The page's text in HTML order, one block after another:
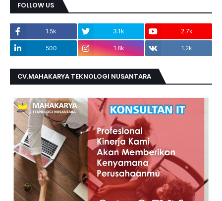
FOLLOW US
1.5k 3.1k 2.7k
500 1.8k 1.2k
CV.MAHAKARYA TEKNOLOGI NUSANTARA